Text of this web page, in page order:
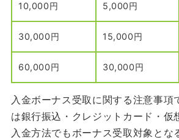
10,000円 5,000円
30,000円 15,000円
60,000円 30,000円
入金ボーナス受取に関する注意事項
は銀行振込・クレジットカード・仮
入金方法でもボーナス受取対象とな